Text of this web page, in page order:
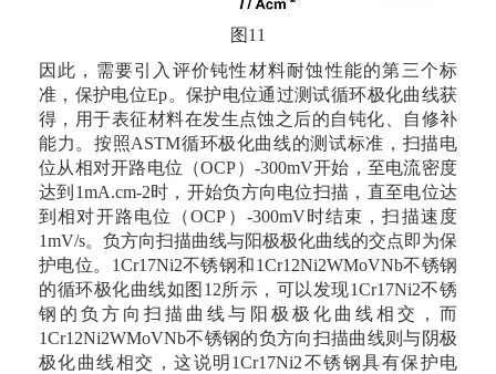
图11
因此，需要引入评价钝性材料耐蚀性能的第三个标
准，保护电位Ep。保护电位通过测试循环极化曲线获
得，用于表征材料在发生点蚀之后的自钝化、自修补
能力。按照ASTM循环极化曲线的测试标准，扫描电
位从相对开路电位（OCP）-300mV开始，至电流密度
达到1mA.cm-2时，开始负方向电位扫描，直至电位达
到相对开路电位（OCP）-300mV时结束，扫描速度
1mV/s。负方向扫描曲线与阳极极化曲线的交点即为保
护电位。1Cr17Ni2不锈钢和1Cr12Ni2WMoVNb不锈钢
的循环极化曲线如图12所示，可以发现1Cr17Ni2不锈
钢的负方向扫描曲线与阳极极化曲线相交，而
1Cr12Ni2WMoVNb不锈钢的负方向扫描曲线则与阴极
极化曲线相交，这说明1Cr17Ni2不锈钢具有保护电